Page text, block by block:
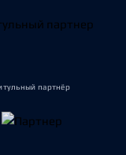
партнёр